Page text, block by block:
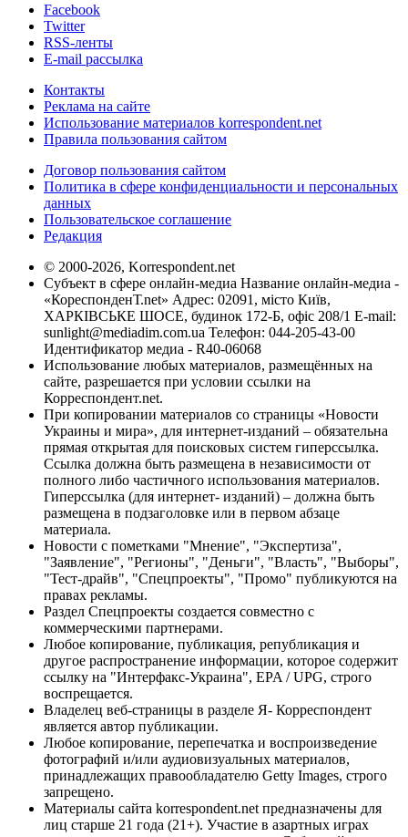
Facebook
Twitter
RSS-ленты
E-mail рассылка
Контакты
Реклама на сайте
Использование материалов korrespondent.net
Правила пользования сайтом
Договор пользования сайтом
Политика в сфере конфиденциальности и персональных
данных
Пользовательское соглашение
Редакция
© 2000-2026, Korrespondent.net
Субъект в сфере онлайн-медиа Название онлайн-медиа -
«КореспонденТ.net» Адрес: 02091, місто Київ,
ХАРКІВСЬКЕ ШОСЕ, будинок 172-Б, офіс 208/1 E-mail:
sunlight@mediadim.com.ua Телефон: 044-205-43-00
Идентификатор медиа - R40-06068
Использование любых материалов, размещённых на
сайте, разрешается при условии ссылки на
Корреспондент.net.
При копировании материалов со страницы «Новости
Украины и мира», для интернет-изданий – обязательна
прямая открытая для поисковых систем гиперссылка.
Ссылка должна быть размещена в независимости от
полного либо частичного использования материалов.
Гиперссылка (для интернет- изданий) – должна быть
размещена в подзаголовке или в первом абзаце
материала.
Новости с пометками "Мнение", "Экспертиза",
"Заявление", "Регионы", "Деньги", "Власть", "Выборы",
"Тест-драйв", "Спецпроекты", "Промо" публикуются на
правах рекламы.
Раздел Спецпроекты создается совместно с
коммерческими партнерами.
Любое копирование, публикация, републикация и
другое распространение информации, которое содержит
ссылку на "Интерфакс-Украина", EPA / UPG, строго
воспрещается.
Владелец веб-страницы в разделе Я- Корреспондент
является автор публикации.
Любое копирование, перепечатка и воспроизведение
фотографий и/или аудиовизуальных материалов,
принадлежащих правообладателю Getty Images, строго
запрещено.
Материалы сайта korrespondent.net предназначены для
лиц старше 21 года (21+). Участие в азартных играх